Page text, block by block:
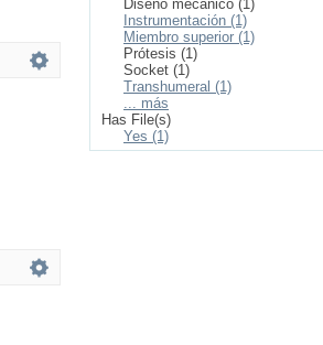
Diseño mecánico (1)
Instrumentación (1)
Miembro superior (1)
Prótesis (1)
Socket (1)
Transhumeral (1)
... más
Has File(s)
Yes (1)